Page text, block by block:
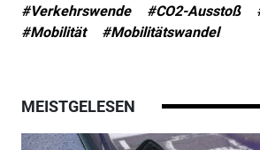
#Verkehrswende #CO2-Ausstoß
#Mobilität
#Mobilitätswandel
MEISTGELESEN